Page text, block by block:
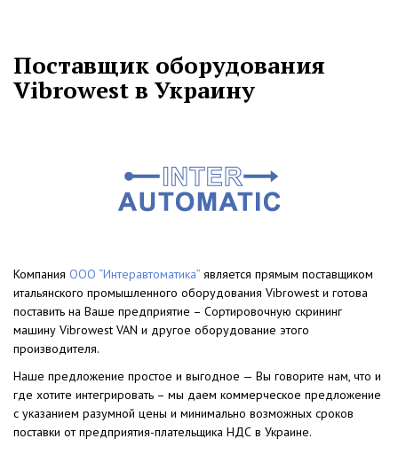
Поставщик оборудования
Vibrowest в Украину
Компания ООО “Интеравтоматика” является прямым поставщиком
итальянского промышленного оборудования Vibrowest и готова
поставить на Ваше предприятие – Сортировочную скрининг
машину Vibrowest VAN и другое оборудование этого
производителя.
Наше предложение простое и выгодное — Вы говорите нам, что и
где хотите интегрировать – мы даем коммерческое предложение
с указанием разумной цены и минимально возможных сроков
поставки от предприятия-плательщика НДС в Украине.